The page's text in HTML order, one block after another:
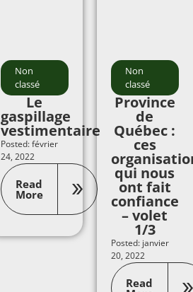
Non
classé
Le
gaspillage
vestimentaire
Posted: février
24, 2022
Read
More
Non
classé
Province
de
Québec :
ces
qui nous
ont fait
confiance
– volet
1/3
Posted: janvier
20, 2022
Read